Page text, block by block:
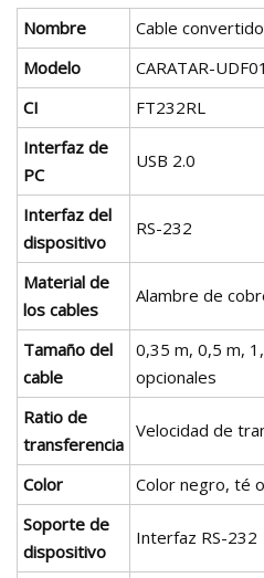
Nombre
Cable
Modelo
CARATAR-
CI
FT232RL
Interfaz de
PC
USB 2.0
Interfaz del
dispositivo
RS-232
Material de
los cables
Alambre de
Tamaño del
cable
0,35 m, 0,5 m,
opcionales
Ratio de
transferencia
Velocidad de
Color
Color negro, té
Soporte de
dispositivo
Interfaz RS-232